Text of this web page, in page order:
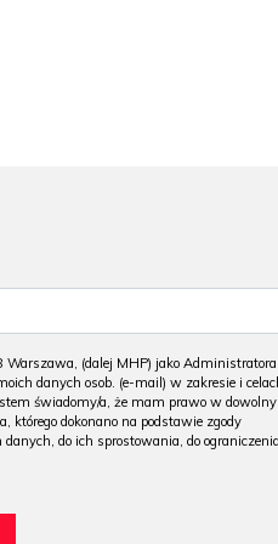
(dalej MHP) jako Administratora
danych osob. (e-mail) w zakresie i
świadomy/a, że mam prawo w
którego dokonano na podstawie zgody
do ich sprostowania, do ograniczenia